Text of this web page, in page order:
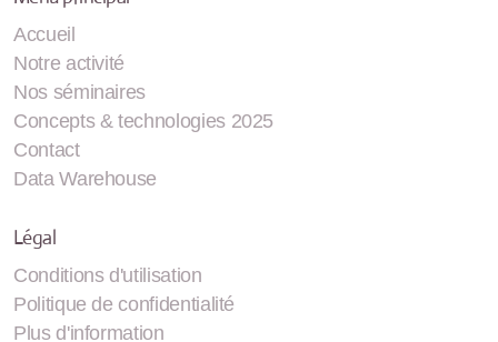
Accueil
Notre activité
Nos séminaires
Concepts & technologies 2025
Contact
Data Warehouse
Légal
Conditions d'utilisation
Politique de confidentialité
Plus d'information